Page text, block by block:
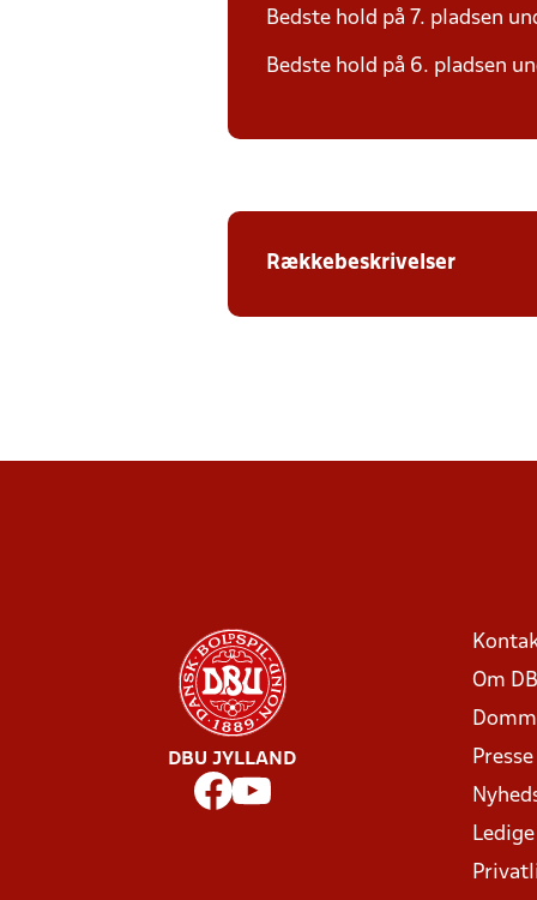
Bedste hold på 7. pladsen
Bedste hold på 6. pladsen
Rækkebeskrivelser
DBU JYLLAND
Om
Presse